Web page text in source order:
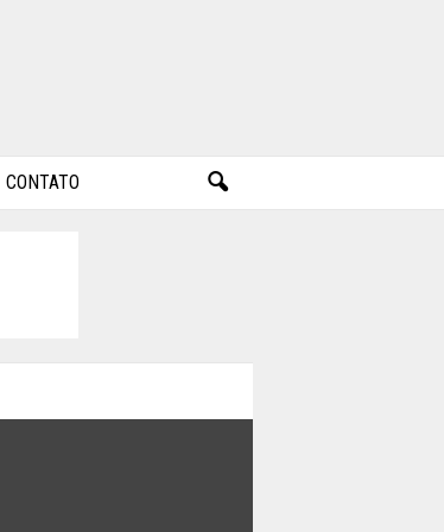
CONTATO